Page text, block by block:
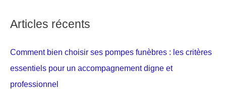
Articles récents
Comment bien choisir ses pompes funèbres : les critères
essentiels pour un accompagnement digne et
professionnel